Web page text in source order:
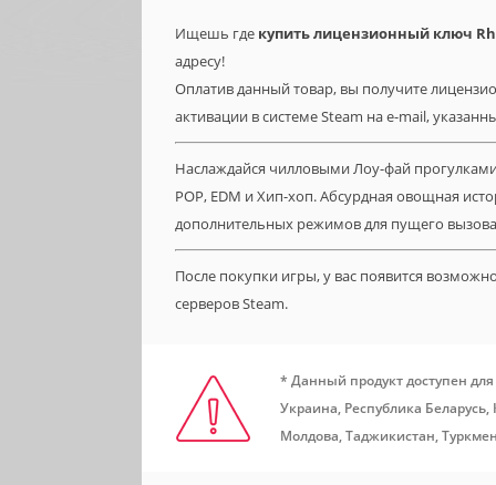
Ищешь где купить лицензионный ключ
адресу!
Оплатив данный товар, вы получите
активации в системе Steam на e-mail,
Наслаждайся чилловыми Лоу-фай
POP, EDM и Хип-хоп. Абсурдная овощная
дополнительных режимов для пущего
После покупки игры, у вас появится
серверов Steam.
* Данный продукт доступен
Украина, Республика
Молдова, Таджикистан,